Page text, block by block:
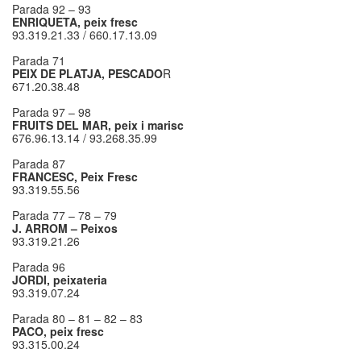
Parada 92 – 93
ENRIQUETA, peix fresc
93.319.21.33 / 660.17.13.09
Parada 71
PEIX DE PLATJA, PESCADOR
671.20.38.48
Parada 97 – 98
FRUITS DEL MAR, peix i marisc
676.96.13.14 / 93.268.35.99
Parada 87
FRANCESC, Peix Fresc
93.319.55.56
Parada 77 – 78 – 79
J. ARROM – Peixos
93.319.21.26
Parada 96
JORDI, peixateria
93.319.07.24
Parada 80 – 81 – 82 – 83
PACO, peix fresc
93.315.00.24